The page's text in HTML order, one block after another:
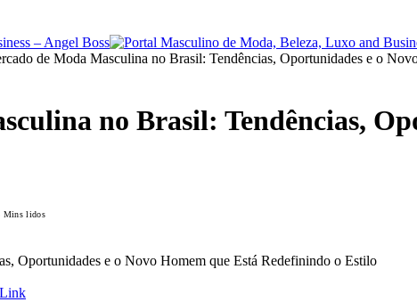
de Moda Masculina no Brasil: Tendências, Oportunidades e o
no Brasil: Tendências,
lidos
Oportunidades e o Novo Homem que Está Redefinindo o Estilo